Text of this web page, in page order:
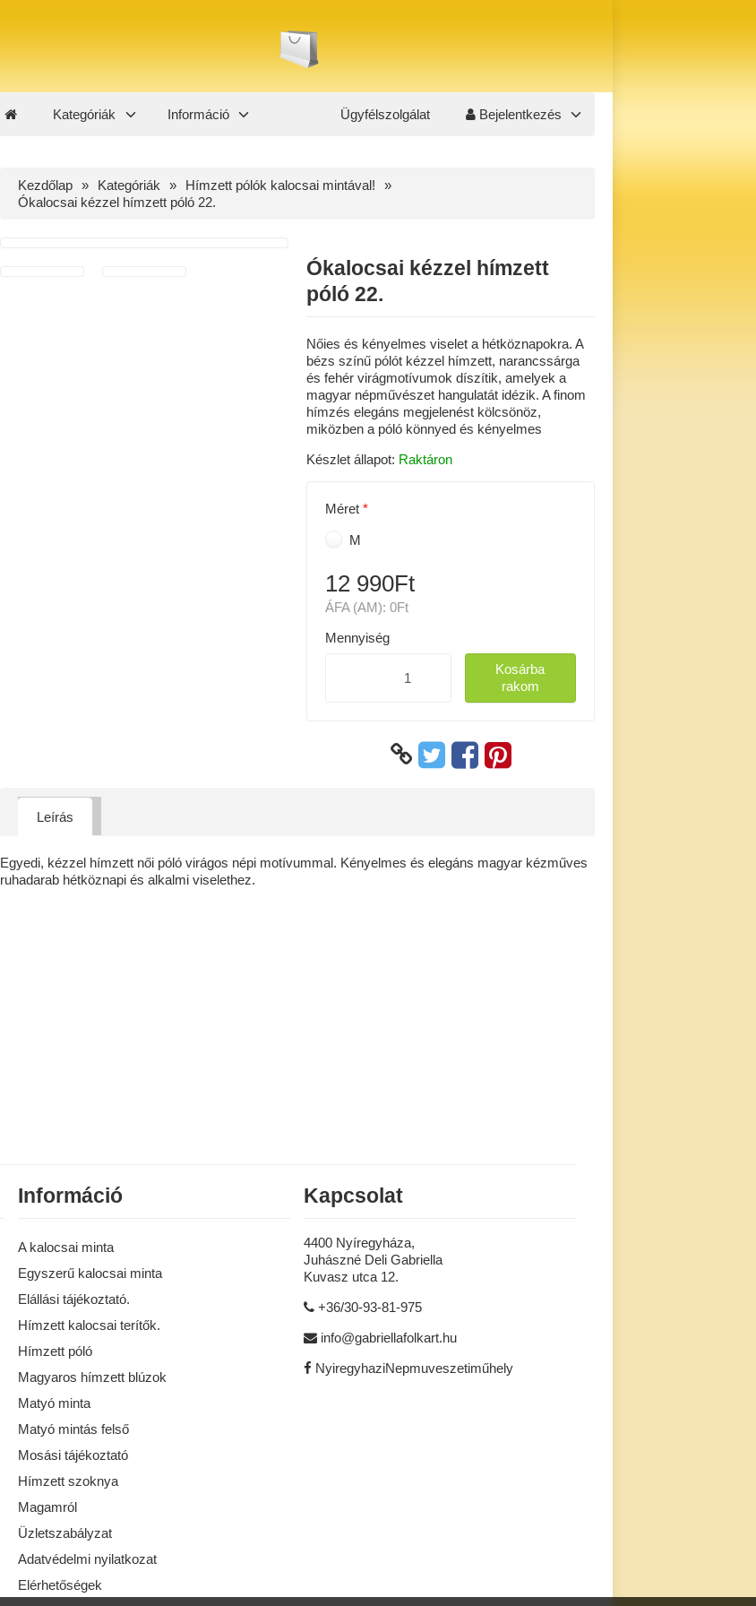
Kategóriák Információ Ügyfélszolgálat Bejelentkezés
Kezdőlap Kategóriák
Hímzett pólók kalocsai mintával!
Ókalocsai kézzel hímzett póló 22.
Ókalocsai kézzel hímzett
póló 22.
Nőies és kényelmes viselet a hétköznapokra. A
bézs színű pólót kézzel hímzett, narancssárga
és fehér virágmotívumok díszítik, amelyek a
magyar népművészet hangulatát idézik. A finom
hímzés elegáns megjelenést kölcsönöz,
miközben a póló könnyed és kényelmes
Készlet állapot: Raktáron
Méret
M
12 990Ft
ÁFA (AM): 0Ft
Mennyiség
Kosárba
rakom
Leírás
Egyedi, kézzel hímzett női póló virágos népi motívummal. Kényelmes és elegáns magyar kézműves
ruhadarab hétköznapi és alkalmi viselethez.
Információ
A kalocsai minta
Egyszerű kalocsai minta
Elállási tájékoztató.
Hímzett kalocsai terítők.
Hímzett póló
Magyaros hímzett blúzok
Matyó minta
Matyó mintás felső
Mosási tájékoztató
Hímzett szoknya
Magamról
Üzletszabályzat
Adatvédelmi nyilatkozat
Elérhetőségek
Kapcsolat
4400 Nyíregyháza,
Juhászné Deli Gabriella
Kuvasz utca 12.
+36/30-93-81-975
info@gabriellafolkart.hu
NyiregyhaziNepmuveszetiműhely